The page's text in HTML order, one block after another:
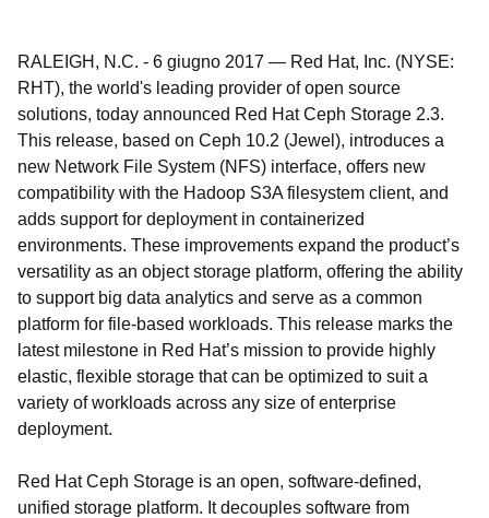
RALEIGH, N.C. - 6 giugno 2017 — Red Hat, Inc. (NYSE:
RHT), the world's leading provider of open source
solutions, today announced Red Hat Ceph Storage 2.3.
This release, based on Ceph 10.2 (Jewel), introduces a
new Network File System (NFS) interface, offers new
compatibility with the Hadoop S3A filesystem client, and
adds support for deployment in containerized
environments. These improvements expand the product’s
versatility as an object storage platform, offering the ability
to support big data analytics and serve as a common
platform for file-based workloads. This release marks the
latest milestone in Red Hat’s mission to provide highly
elastic, flexible storage that can be optimized to suit a
variety of workloads across any size of enterprise
deployment.
Red Hat Ceph Storage is an open, software-defined,
unified storage platform. It decouples software from